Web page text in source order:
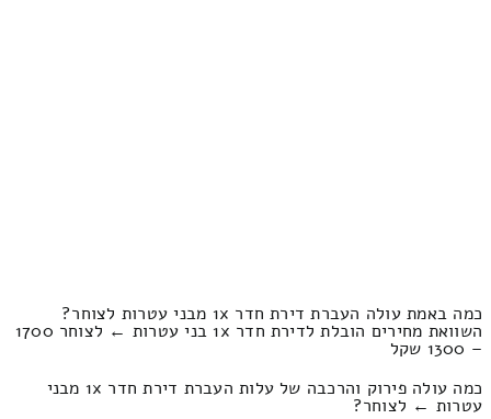
כמה באמת עולה העברת דירת חדר 1x מבני עטרות לצוחר?
השוואת מחירים הובלת לדירת חדר 1x בני עטרות ← לצוחר 1700
– 1300 שקל
כמה עולה פירוק והרכבה של עלות העברת דירת חדר 1x מבני
עטרות ← לצוחר?